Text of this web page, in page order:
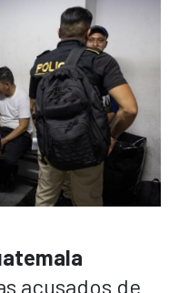
acusados de